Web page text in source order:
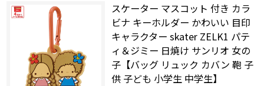
スケーター マスコット 付き カラ
ビナ キーホルダー かわいい 目印
キャラクター skater ZELK1 パテ
ィ＆ジミー 日焼け サンリオ 女の
子【バッグ リュック カバン 鞄 子
供 子ども 小学生 中学生】